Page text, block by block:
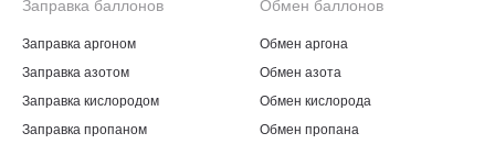
Заправка баллонов
Заправка аргоном
Заправка азотом
Заправка кислородом
Заправка пропаном
Обмен баллонов
Обмен аргона
Обмен азота
Обмен кислорода
Обмен пропана